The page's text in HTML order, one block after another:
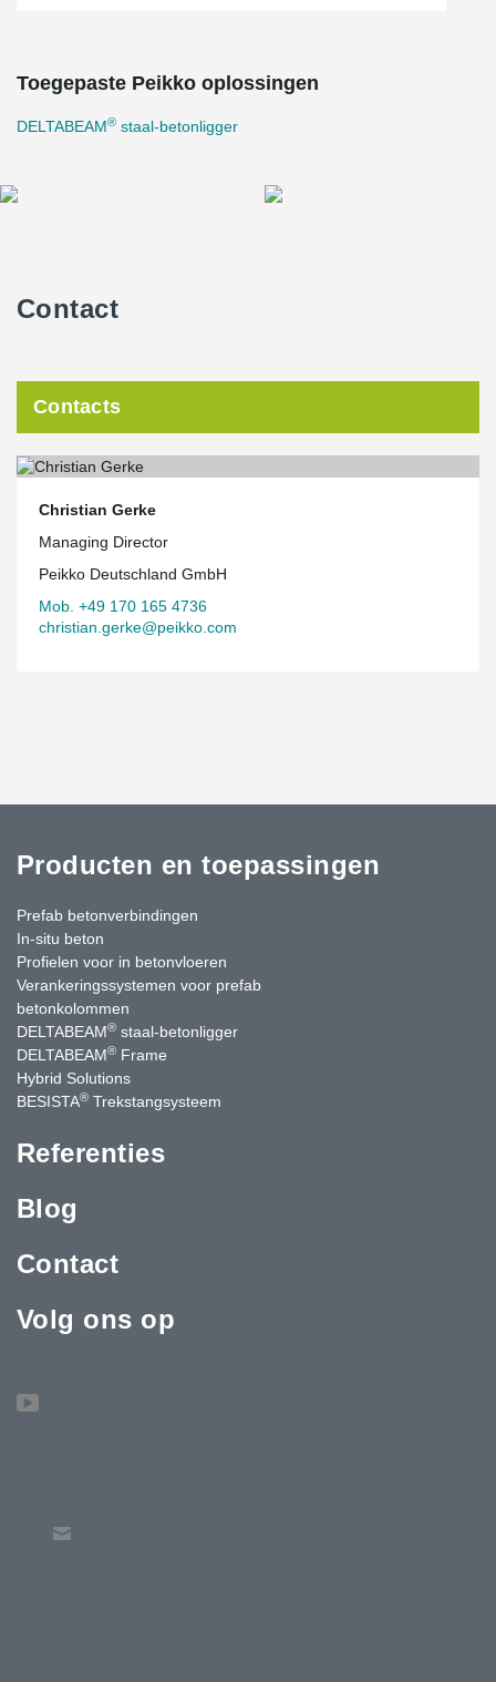
Toegepaste Peikko oplossingen
DELTABEAM® staal-betonligger
Contact
Contacts
Christian Gerke
Managing Director
Peikko Deutschland GmbH
Mob. +49 170 165 4736
christian.gerke@peikko.com
Producten en toepassingen
Prefab betonverbindingen
In-situ beton
Profielen voor in betonvloeren
Verankeringssystemen voor prefab
betonkolommen
DELTABEAM® staal-betonligger
DELTABEAM® Frame
Hybrid Solutions
BESISTA® Trekstangsysteem
Referenties
Blog
Contact
Volg ons op